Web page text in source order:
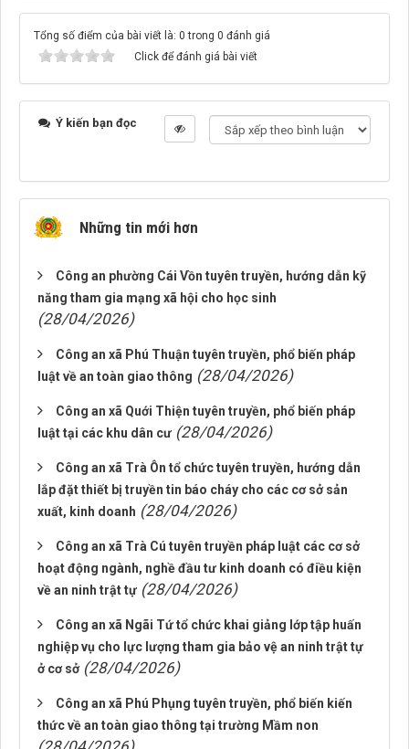
Tổng số điểm của bài viết là: 0 trong 0 đánh giá
Click để đánh giá bài viết
Ý kiến bạn đọc
Những tin mới hơn
Công an phường Cái Vồn tuyên truyền, hướng dẫn kỹ
năng tham gia mạng xã hội cho học sinh
(28/04/2026)
Công an xã Phú Thuận tuyên truyền, phổ biến pháp
luật về an toàn giao thông (28/04/2026)
Công an xã Quới Thiện tuyên truyền, phổ biến pháp
luật tại các khu dân cư (28/04/2026)
Công an xã Trà Ôn tổ chức tuyên truyền, hướng dẫn
lắp đặt thiết bị truyền tin báo cháy cho các cơ sở sản
xuất, kinh doanh (28/04/2026)
Công an xã Trà Cú tuyên truyền pháp luật các cơ sở
hoạt động ngành, nghề đầu tư kinh doanh có điều kiện
về an ninh trật tự (28/04/2026)
Công an xã Ngãi Tứ tổ chức khai giảng lớp tập huấn
nghiệp vụ cho lực lượng tham gia bảo vệ an ninh trật tự
ở cơ sở (28/04/2026)
Công an xã Phú Phụng tuyên truyền, phổ biến kiến
thức về an toàn giao thông tại trường Mầm non